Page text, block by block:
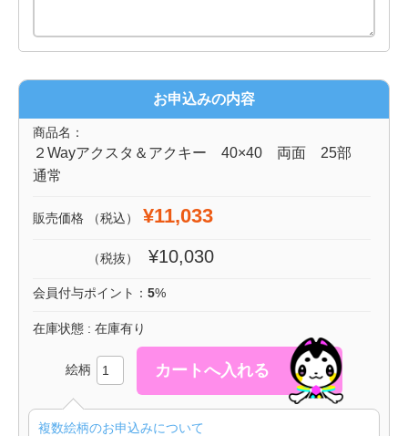
お申込みの内容
商品名：
２Wayアクスタ＆アクキー 40×40 両面 25部
通常
販売価格 （税込） ¥11,033
（税抜） ¥10,030
会員付与ポイント： 5%
在庫状態 : 在庫有り
絵柄
複数絵柄のお申込みについて